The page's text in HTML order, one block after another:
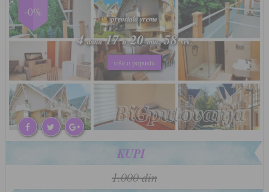
-0%
preostalo vreme
4dana 17h 20min. 55sek.
više o popustu
preostalo vreme
4dana 17h 20min. 55sek.
više o popustu
KUPI
1.000 din